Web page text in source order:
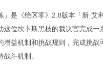
」是《绝区零》2.8版本「新·
这位坎卜斯黑枝的裁决官完成
增益机制和挑战规则，完成挑
斗机制。